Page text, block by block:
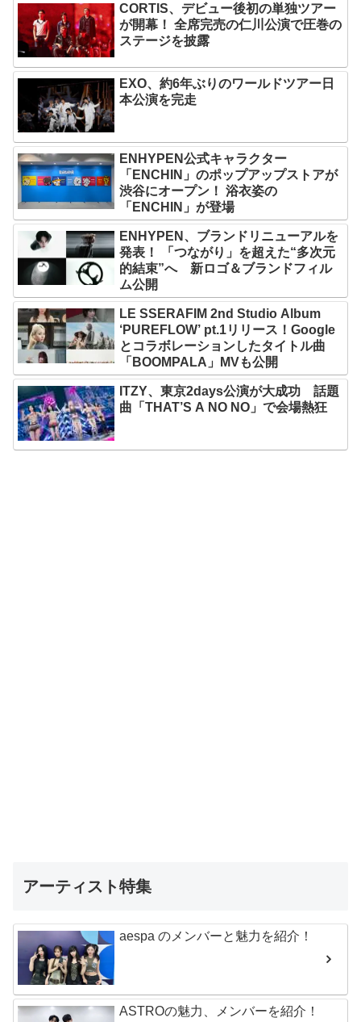
CORTIS、デビュー後初の単独ツアー
が開幕！ 全席完売の仁川公演で圧巻の
ステージを披露
EXO、約6年ぶりのワールドツアー日
本公演を完走
ENHYPEN公式キャラクター
「ENCHIN」のポップアップストアが
渋谷にオープン！ 浴衣姿の
「ENCHIN」が登場
ENHYPEN、ブランドリニューアルを
発表！ 「つながり」を超えた“多次元
的結束”へ 新ロゴ＆ブランドフィル
ム公開
LE SSERAFIM 2nd Studio Album
‘PUREFLOW’ pt.1リリース！Google
とコラボレーションしたタイトル曲
「BOOMPALA」MVも公開
ITZY、東京2days公演が大成功 話題
曲「THAT’S A NO NO」で会場熱狂
アーティスト特集
aespa のメンバーと魅力を紹介！
ASTROの魅力、メンバーを紹介！